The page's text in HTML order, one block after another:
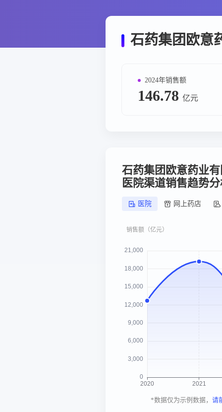
石药集团欧意
2024年销售额
146.78 亿元
石药集团欧意药业
医院渠道销售趋势
医院 网上药店
*数据仅为示例数据， 请